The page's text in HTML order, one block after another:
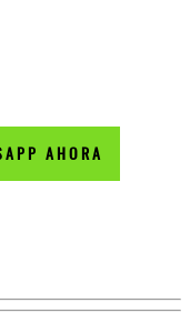
AHORA